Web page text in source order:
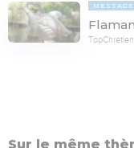
TopChrétien
Sur le même